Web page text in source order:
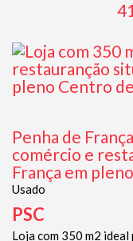
Penha de
comércio e
França em
Usado
PSC
Loja com 350 m2